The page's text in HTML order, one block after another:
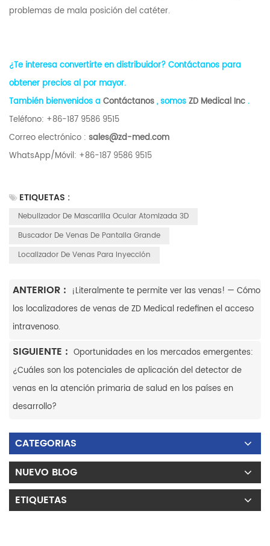
problemas de mala posición del catéter.
¿Te interesa convertirte en distribuidor? Contáctanos para
obtener precios al por mayor.
También bienvenidos aContáctanos, somosZD Medical Inc.
Teléfono: +86-187 9586 9515
Correo electrónico : sales@zd-med.com
WhatsApp/Móvil: +86-187 9586 9515
ETIQUETAS :
Nebulizador De Mascarilla Ocular Atomizada 3D
Buscador De Venas De Pantalla Grande
Localizador De Venas Para Inyección
ANTERIOR : ¡Literalmente te permite ver las venas! — Cómo
los localizadores de venas de ZD Medical redefinen el acceso
intravenoso.
SIGUIENTE : Oportunidades en los mercados emergentes:
¿Cuáles son los potenciales de aplicación del detector de
venas en la atención primaria de salud en los países en
desarrollo?
CATEGORIAS
NUEVO BLOG
ETIQUETAS